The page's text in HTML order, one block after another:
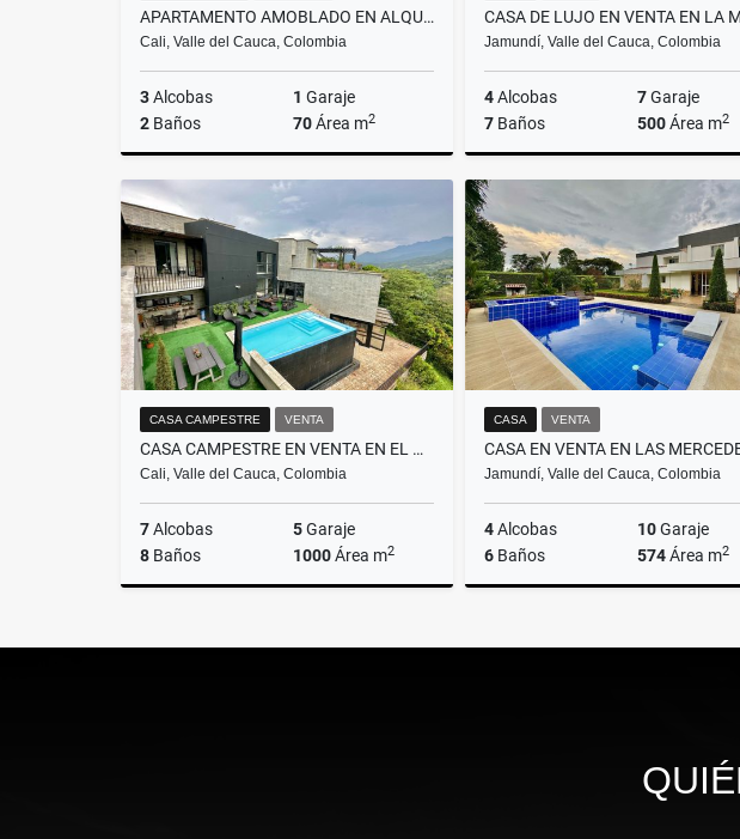
APARTAMENTO AMOBLADO EN ALQUILER EN BOCHALEMA -CALI
Cali, Valle del Cauca, Colombia
3Alcobas 1 Garaje
2 Baños 70Área m2
Alquiler
$3.600.000
Jamundí, Valle del Cauca, Colombia
4Alcobas 7Garaje
7 Baños 500Área m2
$2.600.000.000
CASA CAMPESTRE VENTA
CASA CAMPESTRE EN VENTA EN EL MAMEYAL- OESTE
Cali, Valle del Cauca, Colombia
7Alcobas 5Garaje
8 Baños 1000Área m2
$3.200.000.000
CASA VENTA
Jamundí, Valle del Cauca, Colombia
4Alcobas 10Garaje
6 Baños 574Área m2
$2.450.000.000